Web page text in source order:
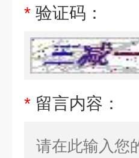
* 验证码：
* 留言内容：